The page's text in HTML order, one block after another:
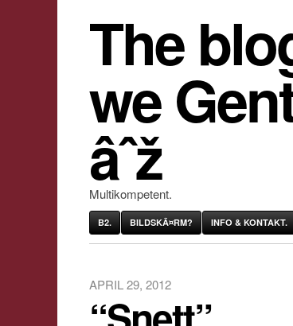
The
we
âˆž
Multikompetent.
B2. BILDSKÃ¤RM? INFO & KONTAKT.
APRIL 29, 2012